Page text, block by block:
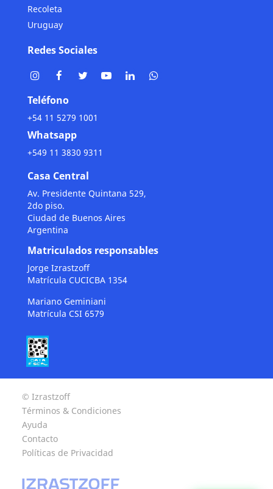
Recoleta
Uruguay
Redes Sociales
Teléfono
+54 11 5279 1001
Whatsapp
+549 11 3830 9311
Casa Central
Av. Presidente Quintana 529,
2do piso.
Ciudad de Buenos Aires
Argentina
Matriculados responsables
Jorge Izrastzoff
Matrícula CUCICBA 1354
Mariano Geminiani
Matrícula CSI 6579
© Izrastzoff
Términos & Condiciones
Ayuda
Contacto
Políticas de Privacidad